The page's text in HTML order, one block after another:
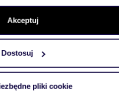
cookie możesz zmienić
chwili.
i analizować ruch w
korzystasz z naszej witryny,
połączyć te informacje z
Akceptuj
Dostosuj
pliki cookie